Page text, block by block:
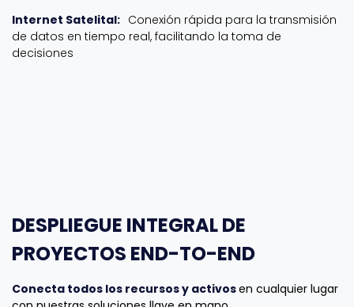
Internet Satelital: Conexión rápida para la transmisión
de datos en tiempo real, facilitando la toma de
decisiones
DESPLIEGUE INTEGRAL DE
PROYECTOS END-TO-END
Conecta todos los recursos y activosen cualquier lugar